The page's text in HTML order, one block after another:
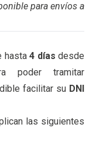
para envíos a
hasta4 días desde
poder tramitar
facilitar su DNI
las siguientes